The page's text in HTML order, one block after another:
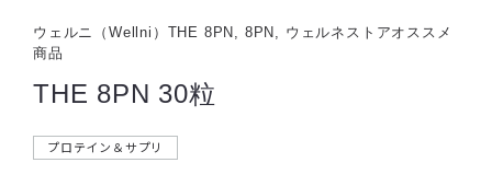
ウェルニ（Wellni）THE 8PN, 8PN, ウェルネストアオススメ
商品
THE 8PN 30粒
プロテイン＆サプリ